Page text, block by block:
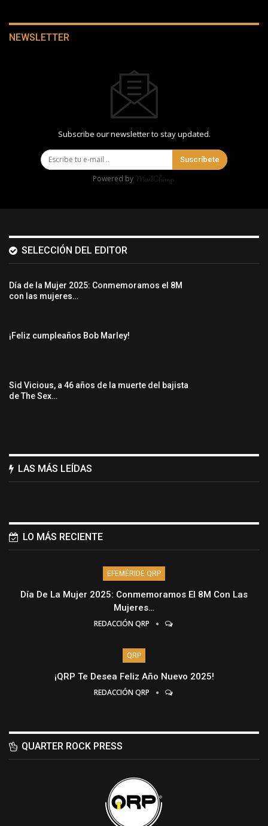
NEWSLETTER
Subscribe our newsletter to stay updated.
Suscríbete
Powered by
SELECCIÓN DEL EDITOR
Día de la Mujer 2025: Conmemoramos el 8M
con las mujeres…
¡Feliz cumpleaños Bob Marley!
Sid Vicious, a 46 años de la muerte del bajista
de The Sex…
LAS MÁS LEÍDAS
LO MÁS RECIENTE
EFEMÉRIDE QRP
Día De La Mujer 2025: Conmemoramos El 8M Con Las
Mujeres…
REDACCIÓN QRP
QRP
¡QRP Te Desea Feliz Año Nuevo 2025!
REDACCIÓN QRP
QUARTER ROCK PRESS